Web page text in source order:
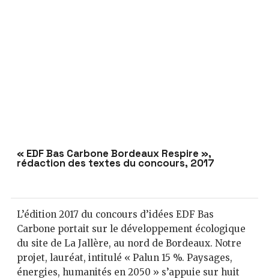
« EDF Bas Carbone Bordeaux Respire »,
rédaction des textes du concours, 2017
L’édition 2017 du concours d’idées EDF Bas
Carbone portait sur le développement écologique
du site de La Jallère, au nord de Bordeaux. Notre
projet, lauréat, intitulé « Palun 15 %. Paysages,
énergies, humanités en 2050 » s’appuie sur huit